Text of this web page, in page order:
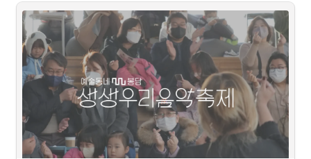
놀고 싶은 어린이들 모두 모여라!  “우리동네 어린이장터”
어린이들이 맘껏 놀 수 있는 공간과 시간 형성으로 어린이
특화 축제 형성
윷놀이/떡만들기 등 다양한 놀이로 가족이 함께 즐길 수 있
는 축제 형성
어린이들이 주체가 되고, 가족과 주민이 협력하여 운영하
는 축제를 통해 지속 가능한 지역의 축제 형성
봉담에 위치한 공원이 지역의 문화 공간 역할을 하는데 도
움
지속적인 행사로 공동체성 회복과 지역 스스로 정체성을